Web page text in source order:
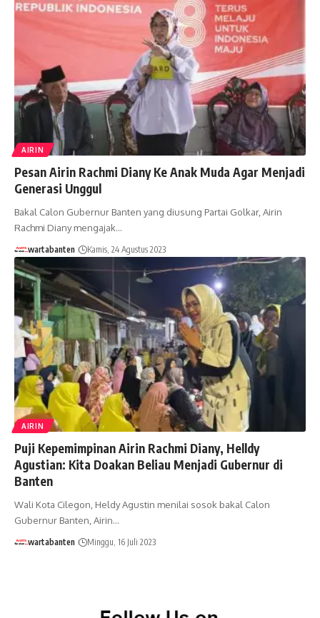
AIRIN
Pesan Airin Rachmi Diany Ke Anak Muda Agar Menjadi
Generasi Unggul
Bakal Calon Gubernur Banten yang diusung Partai Golkar, Airin
Rachmi Diany mengajak…
wartabanten Kamis, 24 Agustus 2023
AIRIN
Puji Kepemimpinan Airin Rachmi Diany, Helldy
Agustian: Kita Doakan Beliau Menjadi Gubernur di
Banten
Wali Kota Cilegon, Heldy Agustin menilai sosok bakal Calon
Gubernur Banten, Airin…
wartabanten Minggu, 16 Juli 2023